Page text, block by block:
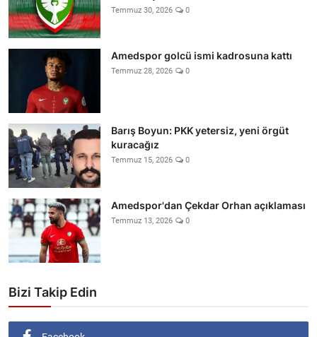
Temmuz 30, 2026 0
Amedspor golcü ismi kadrosuna kattı
Temmuz 28, 2026 0
Barış Boyun: PKK yetersiz, yeni örgüt
kuracağız
Temmuz 15, 2026 0
Amedspor'dan Çekdar Orhan açıklaması
Temmuz 13, 2026 0
Bizi Takip Edin